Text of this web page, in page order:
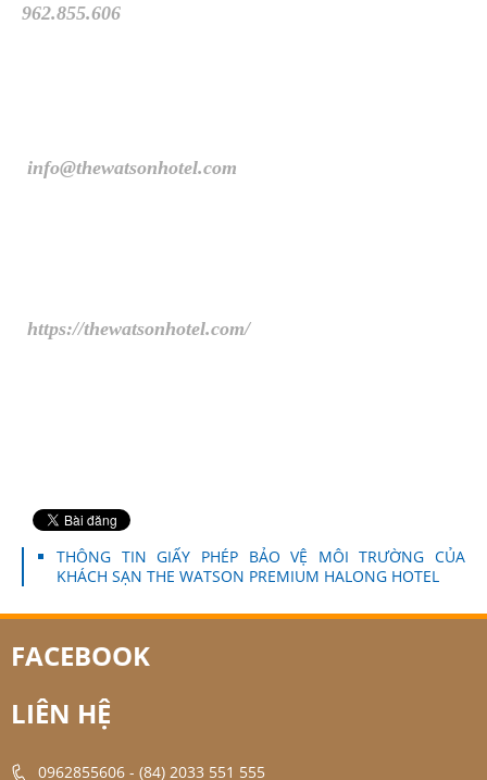
962.855.606
info@thewatsonhotel.com
https://thewatsonhotel.com/
THÔNG TIN GIẤY PHÉP BẢO VỆ MÔI TRƯỜNG CỦA
KHÁCH SẠN THE WATSON PREMIUM HALONG HOTEL
FACEBOOK
LIÊN HỆ
0962855606 - (84) 2033 551 555